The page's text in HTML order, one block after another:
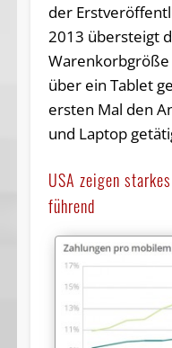
der
2013 übersteigt
über ein Tablet
ersten Mal den
und Laptop
USA zeigen
führend